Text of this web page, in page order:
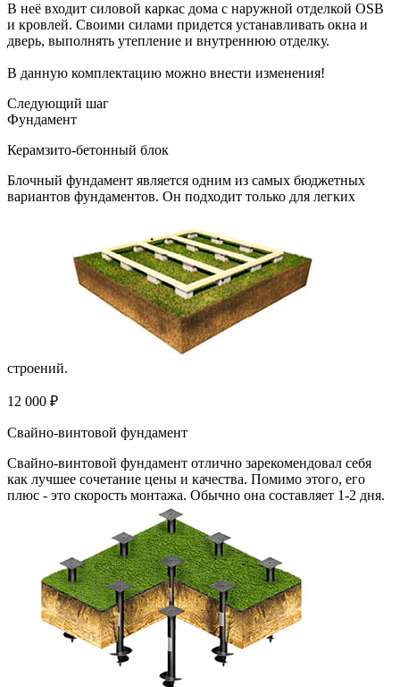
В неё входит силовой каркас дома с наружной отделкой OSB
и кровлей. Своими силами придется устанавливать окна и
дверь, выполнять утепление и внутреннюю отделку.
В данную комплектацию можно внести изменения!
Следующий шаг
Фундамент
Керамзито-бетонный блок
Блочный фундамент является одним из самых бюджетных
вариантов фундаментов. Он подходит только для легких
строений.
12 000 ₽
Свайно-винтовой фундамент
Свайно-винтовой фундамент отлично зарекомендовал себя
как лучшее сочетание цены и качества. Помимо этого, его
плюс - это скорость монтажа. Обычно она составляет 1-2 дня.